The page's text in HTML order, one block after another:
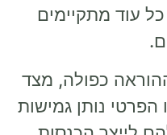
עוד מתקיימים
כפולה, מצד
הפרטי נותן גמישות